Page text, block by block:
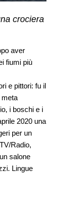
crociera
aver
fiumi più
e pittori: fu il
meta
i boschi e i
2020 una
per un
Radio,
salone
Lingue